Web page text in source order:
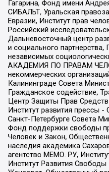
Гагарина, Фонд имени
СИБАЛЬТ, Уральская
Евразии, Институт прав
Российский
Дальневосточный центр
и социального
независимых
АКАДЕМИЯ ПО ПРАВАМ
некоммерческих
Калининграде Совета
Гражданское содействие,
Центр Защиты Прав
Институт развития прессы
Санкт-Петербурге Совета
Фонд поддержки свободы
Человек и Закон,
наследия академика
агентство МЕМО. РУ,
Институт Развития